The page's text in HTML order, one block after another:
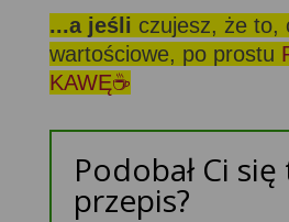
...a jeśli czujesz, że to,
wartościowe, po prostu
KAWĘ☕
Podobał Ci
przepis?